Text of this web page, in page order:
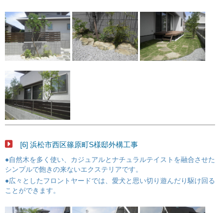
[6] 浜松市西区篠原町S様邸外構工事
●自然木を多く使い、カジュアルとナチュラルテイストを融合させた
シンプルで飽きの来ないエクステリアです。
●広々としたフロントヤードでは、愛犬と思い切り遊んだり駆け回る
ことができます。